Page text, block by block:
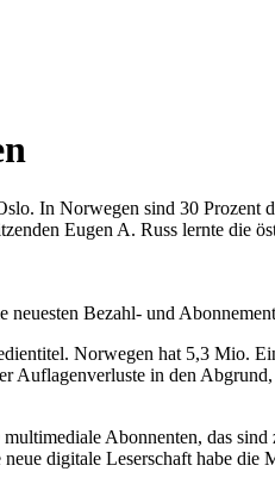
In Norwegen sind 30 Prozent
Eugen A. Russ lernte die
Bezahl- und
Norwegen hat 5,3 Mio.
Auflagenverluste in den
Abonnenten, das
digitale Leserschaft habe die